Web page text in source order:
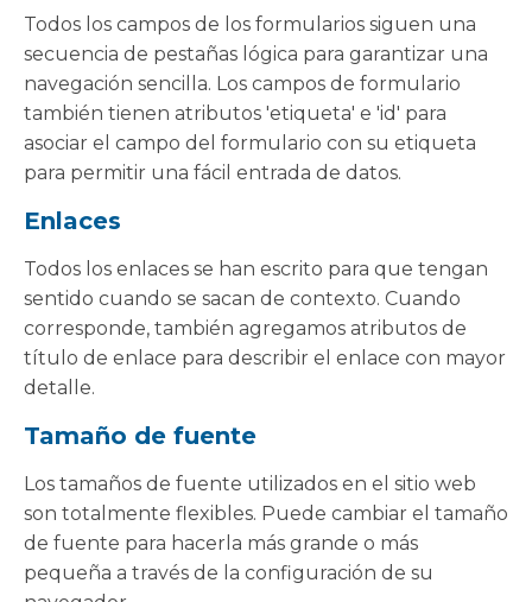
Todos los campos de los formularios siguen una
secuencia de pestañas lógica para garantizar una
navegación sencilla. Los campos de formulario
también tienen atributos 'etiqueta' e 'id' para
asociar el campo del formulario con su etiqueta
para permitir una fácil entrada de datos.
Enlaces
Todos los enlaces se han escrito para que tengan
sentido cuando se sacan de contexto. Cuando
corresponde, también agregamos atributos de
título de enlace para describir el enlace con mayor
detalle.
Tamaño de fuente
Los tamaños de fuente utilizados en el sitio web
son totalmente flexibles. Puede cambiar el tamaño
de fuente para hacerla más grande o más
pequeña a través de la configuración de su